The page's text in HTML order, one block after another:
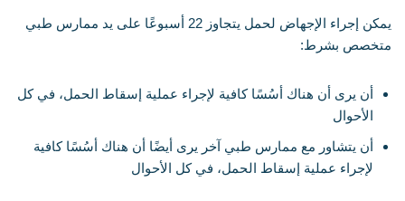
يمكن إجراء الإجهاض لحمل يتجاوز 22 أسبوعًا على يد ممارس طبي
متخصص بشرط:
أن يرى أن هناك أسُسًا كافية لإجراء عملية إسقاط الحمل، في كل
الأحوال
أن يتشاور مع ممارس طبي آخر يرى أيضًا أن هناك أسُسًا كافية
لإجراء عملية إسقاط الحمل، في كل الأحوال